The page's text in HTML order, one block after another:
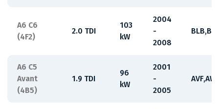
A6 C6
(4F2)
2.0 TDI
103
kW
2004
-
2008
A6 C5
Avant
(4B5)
1.9 TDI
96
kW
2001
-
2005